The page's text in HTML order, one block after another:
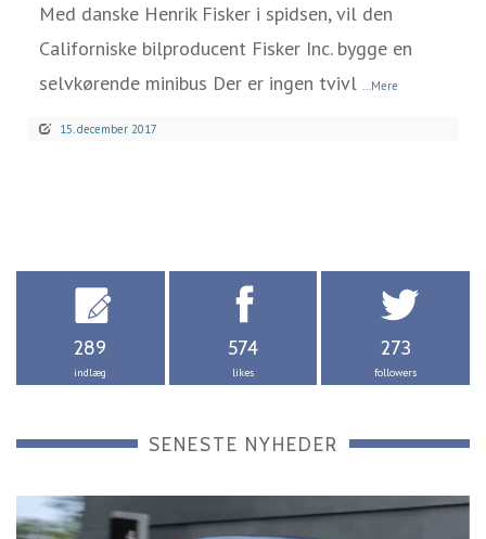
Med danske Henrik Fisker i spidsen, vil den
Californiske bilproducent Fisker Inc. bygge en
selvkørende minibus Der er ingen tvivl ...Mere
15. december 2017
289
indlæg
574
likes
273
followers
SENESTE NYHEDER